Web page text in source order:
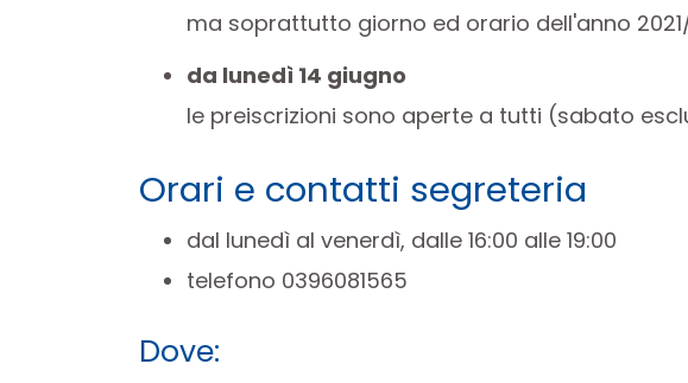
ma soprattutto giorno ed orario dell'anno
da lunedì 14 giugno
le preiscrizioni sono aperte a tutti (sabato
Orari e contatti segreteria
dal lunedì al venerdì, dalle 16:00 alle 19:00
telefono 0396081565
Dove: